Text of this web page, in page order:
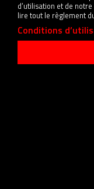
d’utilisation et de
lire tout le règlement
Conditions